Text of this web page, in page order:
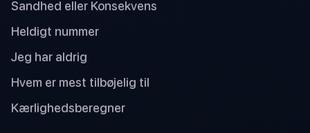
Sandhed eller Konsekvens
Heldigt nummer
Jeg har aldrig
Hvem er mest tilbøjelig til
Kærlighedsberegner